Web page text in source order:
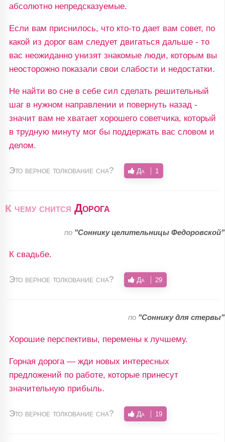
абсолютно непредсказуемые.
Если вам приснилось, что кто-то дает вам совет, по
какой из дорог вам следует двигаться дальше - то
вас неожиданно унизят знакомые люди, которым вы
неосторожно показали свои слабости и недостатки.
Не найти во сне в себе сил сделать решительный
шаг в нужном направлении и повернуть назад -
значит вам не хватает хорошего советчика, который
в трудную минуту мог бы поддержать вас словом и
делом.
Это верное толкование сна? Да 1
К чему снится Дорога
по "Соннику целительницы Федоровской"
К свадьбе.
Это верное толкование сна? Да 29
по "Соннику для стервы"
Хорошие перспективы, перемены к лучшему.
Горная дорога — жди новых интересных
предложений по работе, которые принесут
значительную прибыль.
Это верное толкование сна? Да 19